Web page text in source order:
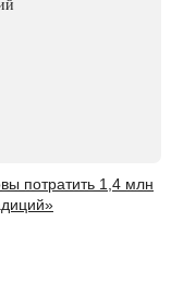
потратить 1,4 млн